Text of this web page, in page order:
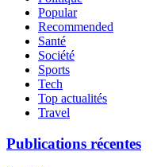
Popular
Recommended
Santé
Société
Sports
Tech
Top actualités
Travel
Publications récentes